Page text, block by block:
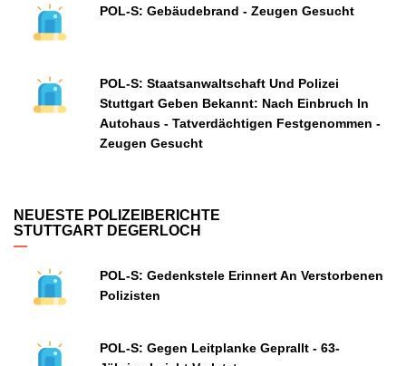
POL-S: Gebäudebrand - Zeugen Gesucht
POL-S: Staatsanwaltschaft Und Polizei
Stuttgart Geben Bekannt: Nach Einbruch In
Autohaus - Tatverdächtigen Festgenommen -
Zeugen Gesucht
NEUESTE POLIZEIBERICHTE
STUTTGART DEGERLOCH
POL-S: Gedenkstele Erinnert An Verstorbenen
Polizisten
POL-S: Gegen Leitplanke Geprallt - 63-